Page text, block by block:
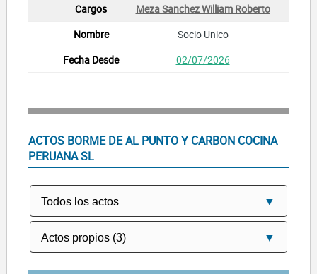
Meza Sanchez William Roberto
Socio Unico
02/07/2026
ACTOS BORME DE AL PUNTO Y CARBON COCINA
PERUANA SL